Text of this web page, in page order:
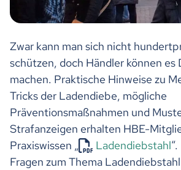
Zwar kann man sich nicht
schützen, doch Händler können es
machen. Praktische Hinweise zu
Tricks der Ladendiebe, mögliche
Präventionsmaßnahmen und
Strafanzeigen erhalten HBE-
Praxiswissen „
Ladendiebstahl
Fragen zum Thema